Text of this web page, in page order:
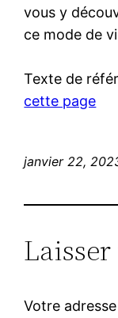
vous y
ce mode de
Texte de
cette page
janvier 22,
Votre